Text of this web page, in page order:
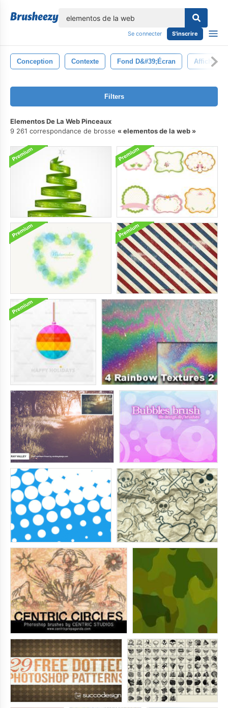
Se connecter S'inscrire
Conception Contexte Fond D&#39;écran Affiche
Filters
Elementos De La Web Pinceaux
9 261 correspondance de brosse
elementos de la web